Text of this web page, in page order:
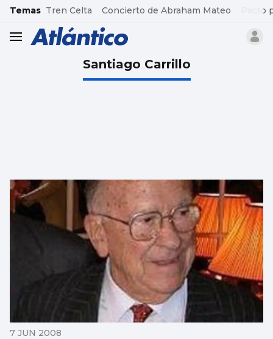
common.go-to-content
Temas Tren Celta Concierto de Abraham Mateo Pacto
header.menu.open
Santiago Carrillo
7 JUN 2008